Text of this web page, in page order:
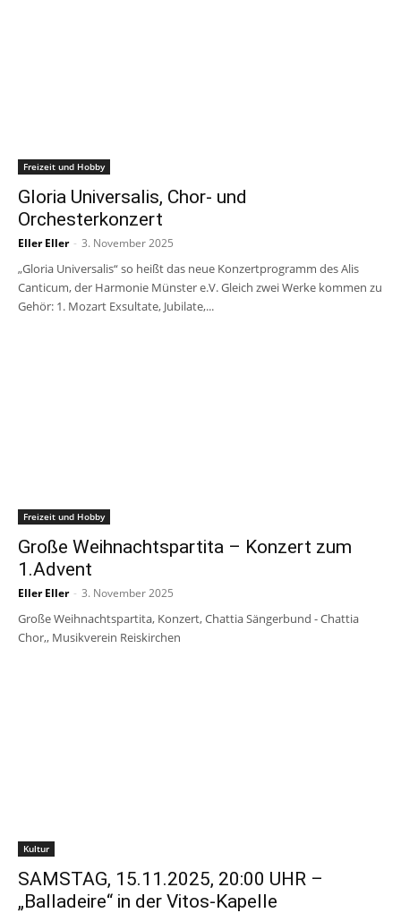
Freizeit und Hobby
Gloria Universalis, Chor- und
Orchesterkonzert
Eller Eller - 3. November 2025
„Gloria Universalis“ so heißt das neue Konzertprogramm des Alis
Canticum, der Harmonie Münster e.V. Gleich zwei Werke kommen zu
Gehör: 1. Mozart Exsultate, Jubilate,...
Freizeit und Hobby
Große Weihnachtspartita – Konzert zum
1.Advent
Eller Eller - 3. November 2025
Große Weihnachtspartita, Konzert, Chattia Sängerbund - Chattia
Chor,, Musikverein Reiskirchen
Kultur
SAMSTAG, 15.11.2025, 20:00 UHR –
„Balladeire“ in der Vitos-Kapelle